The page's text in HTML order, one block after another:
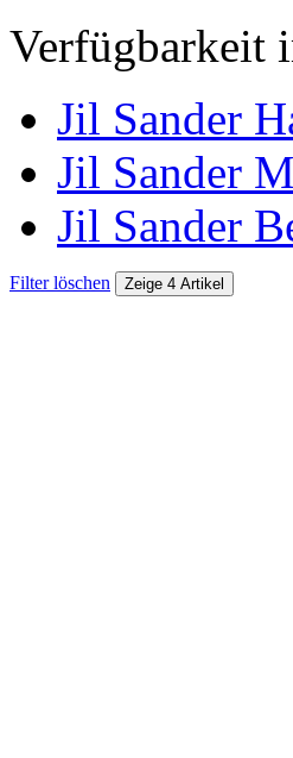
Verfügbarkeit
Jil Sander
Jil Sander
Jil Sander
Filter löschen Zeige 4 Artikel